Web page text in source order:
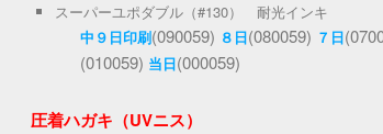
スーパーユポダブル（#130） 耐光インキ
中９日印刷(090059) ８日(080059) ７日
(010059) 当日(000059)
圧着ハガキ（UVニス）